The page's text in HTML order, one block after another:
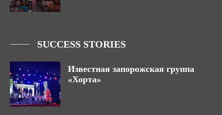
SUCCESS STORIES
Известная запорожская группа
«Хорта»